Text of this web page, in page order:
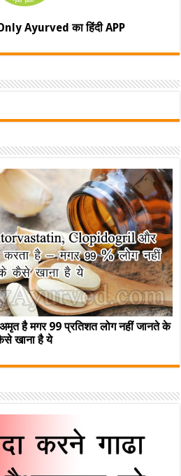
Ayurved का हिंदी APP
है मगर 99 प्रतिशत लोग नहीं जानते के
खाना है ये